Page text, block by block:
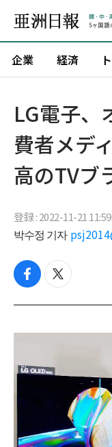
企業 経済
LG電子、
費者メデ
高のTVブ
登録 : 2022-11-21
박수정 기자
f
c
b
k
t
i
t